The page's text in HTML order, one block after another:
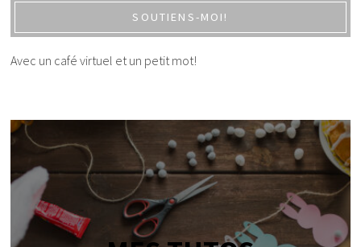
SOUTIENS-MOI!
Avec un café virtuel et un petit mot!